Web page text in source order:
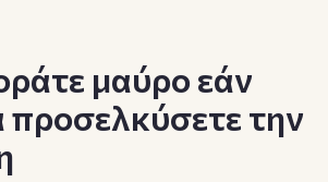
μαύρο εάν
προσελκύσετε την